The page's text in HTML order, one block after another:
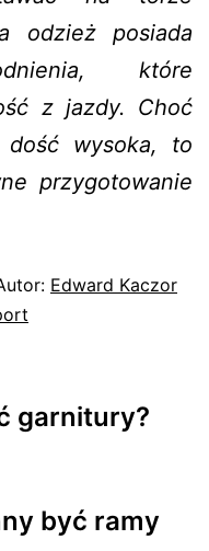
odzież posiada
które
z jazdy. Choć
wysoka, to
przygotowanie
Edward Kaczor
garnitury?
być ramy